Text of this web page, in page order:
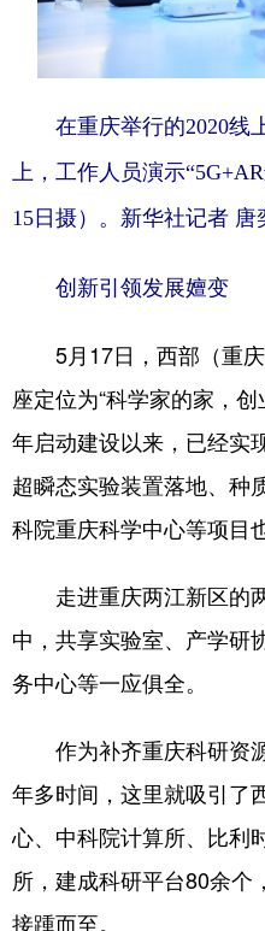
在重庆举行的2020线
上，工作人员演示
15日摄）。新华社记者 唐
创新引领发展嬗变
5月17日，西部（重庆
座定位为“科学家的家，
年启动建设以来，已经实
超瞬态实验装置落地、种
科院重庆科学中心等项目
走进重庆两江新区的
中，共享实验室、产学研
务中心等一应俱全。
作为补齐重庆科研资
年多时间，这里就吸引了
心、中科院计算所、比利
所，建成科研平台80余个
接踵而至。